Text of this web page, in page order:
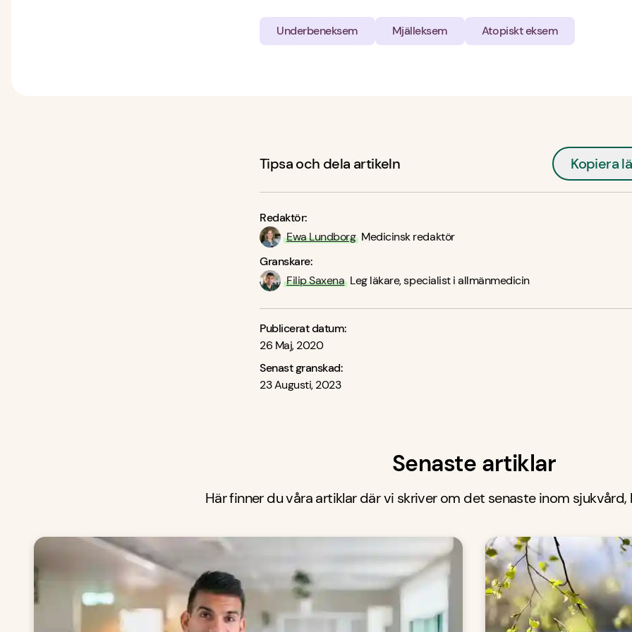
Underbeneksem Mjälleksem Atopiskt eksem
Tipsa och dela artikeln Kopiera
Redaktör:
Ewa Lundborg Medicinsk redaktör
Granskare:
Filip Saxena Leg läkare, specialist i allmänmedicin
Publicerat datum:
26 Maj, 2020
Senast granskad:
23 Augusti, 2023
Senaste artiklar
Här finner du våra artiklar där vi skriver om det senaste inom